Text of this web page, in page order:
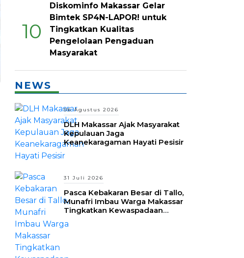
10
Diskominfo Makassar Gelar
Bimtek SP4N-LAPOR! untuk
Tingkatkan Kualitas
Pengelolaan Pengaduan
Masyarakat
NEWS
06 Agustus 2026
DLH Makassar Ajak Masyarakat
Kepulauan Jaga
Keanekaragaman Hayati Pesisir
31 Juli 2026
Pasca Kebakaran Besar di Tallo,
Munafri Imbau Warga Makassar
Tingkatkan Kewaspadaan